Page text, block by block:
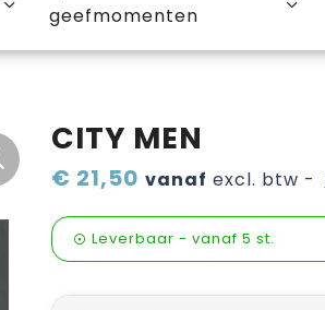
geefmomenten
CITY MEN
€ 21,50 vanaf excl. btw -
Leverbaar - vanaf 5 st.